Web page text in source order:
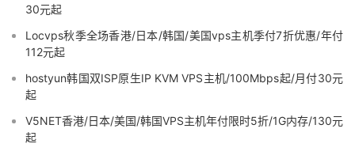
30元起
Locvps秋季全场香港/日本/韩国/美国vps主机季付7折优惠/年付
112元起
hostyun韩国双ISP原生IP KVM VPS主机/100Mbps起/月付30元
起
V5NET香港/日本/美国/韩国VPS主机年付限时5折/1G内存/130元
起